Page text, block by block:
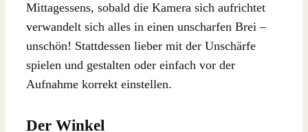
Mittagessens, sobald die Kamera sich aufrichtet
verwandelt sich alles in einen unscharfen Brei –
unschön! Stattdessen lieber mit der Unschärfe
spielen und gestalten oder einfach vor der
Aufnahme korrekt einstellen.
Der Winkel